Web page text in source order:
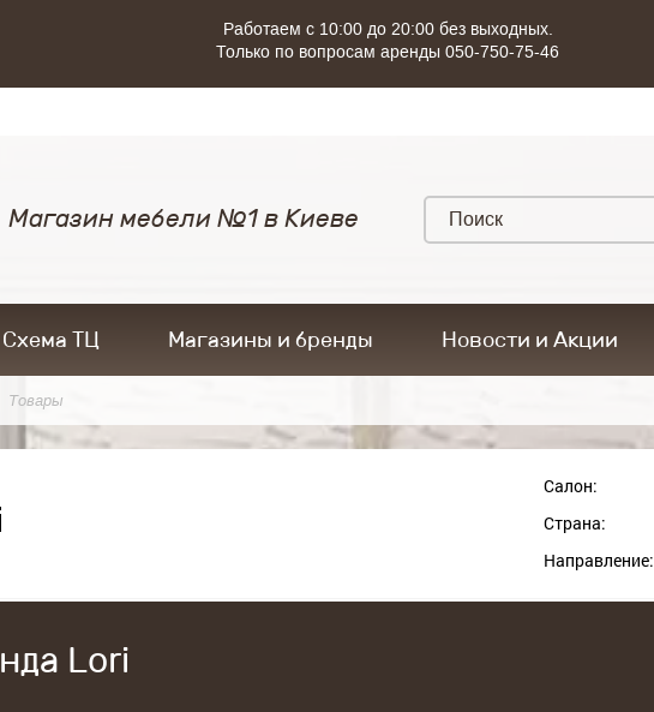
Работаем с 10:00 до 20:00 без выходных.
Только по вопросам аренды 050-750-75-46
Магазин мебели №1 в Киеве
Схема ТЦ Магазины и бренды Новости и Акции
Товары
Салон:
Страна:
Направление:
Lori